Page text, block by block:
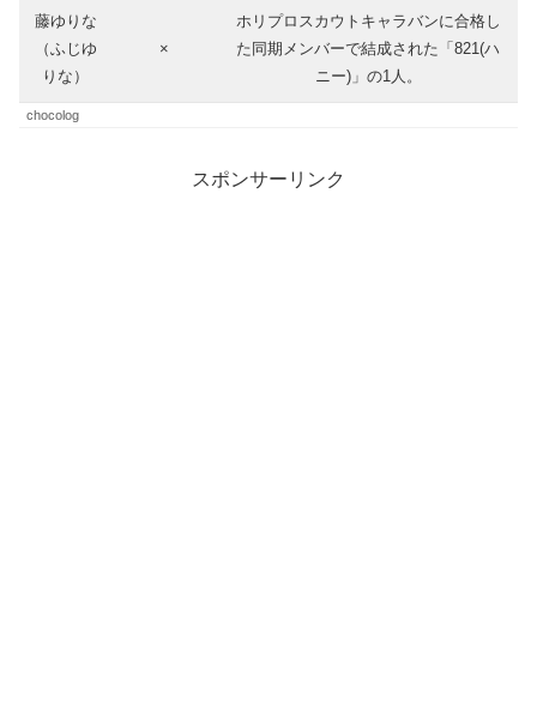
藤ゆりな
（ふじゆ
りな）
×
ホリプロスカウトキャラバンに合格し
た同期メンバーで結成された「821(ハ
ニー)」の1人。
chocolog
スポンサーリンク